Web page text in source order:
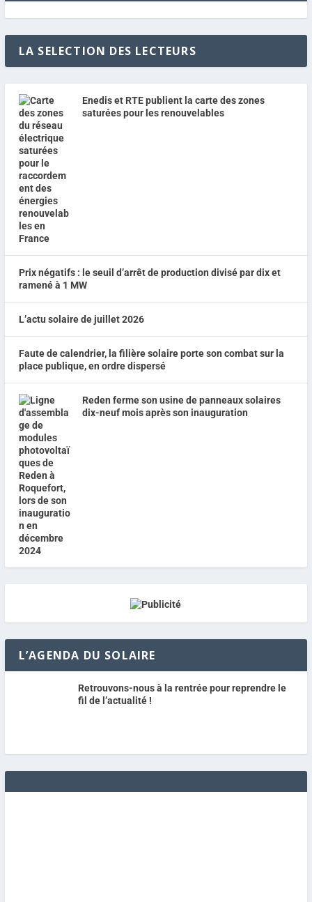
LA SELECTION DES LECTEURS
Enedis et RTE publient la carte des zones
saturées pour les renouvelables
Prix négatifs : le seuil d’arrêt de production divisé par dix et
ramené à 1 MW
L’actu solaire de juillet 2026
Faute de calendrier, la filière solaire porte son combat sur la
place publique, en ordre dispersé
Reden ferme son usine de panneaux solaires
dix-neuf mois après son inauguration
L’AGENDA DU SOLAIRE
Retrouvons-nous à la rentrée pour reprendre le
fil de l’actualité !